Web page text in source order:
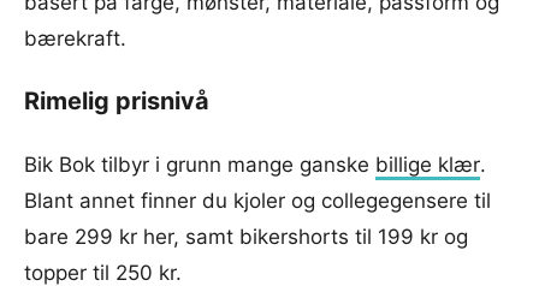
bærekraft.
Rimelig prisnivå
Bik Bok tilbyr i grunn mange ganske billige klær.
Blant annet finner du kjoler og collegegensere til
bare 299 kr her, samt bikershorts til 199 kr og
topper til 250 kr.